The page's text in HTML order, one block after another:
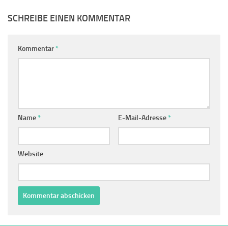
SCHREIBE EINEN KOMMENTAR
Kommentar *
Name * E-Mail-Adresse *
Website